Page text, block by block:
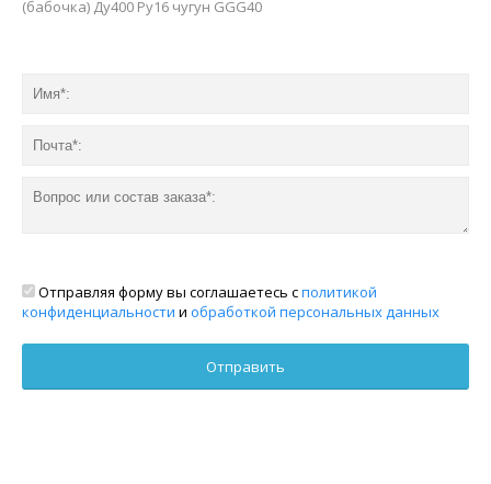
(бабочка) Ду400 Ру16 чугун GGG40
Отправляя форму вы соглашаетесь сполитикой
конфиденциальности и обработкой персональных данных